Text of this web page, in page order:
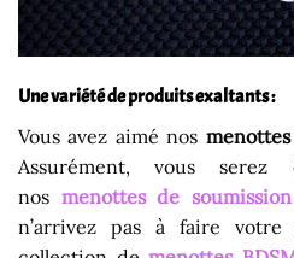
Une variété de produits exaltants :
Vous avez aimé nos
Assurément, vous serez
nos menottes de
n’arrivez pas à faire